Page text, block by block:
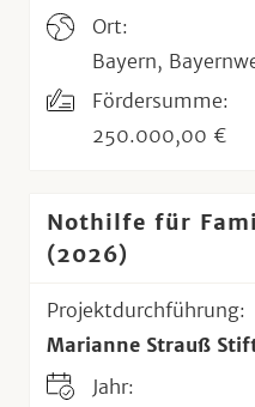
Ort:
Bayern,
Fördersumme:
250.000,00 €
Nothilfe für
(2026)
Projektdurchführung:
Marianne Strauß
Jahr: